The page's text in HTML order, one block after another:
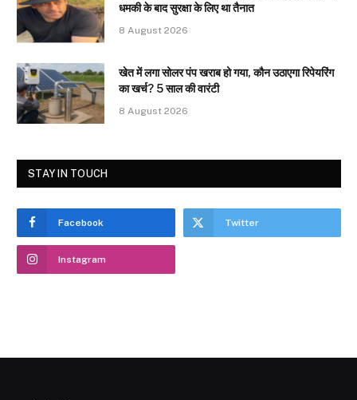
धमकी के बाद सुरक्षा के लिए था तैनात
8 August 2026
खेत में लगा सोलर पंप खराब हो गया, कौन उठाएगा रिपेयरिंग
का खर्च? 5 साल की वारंटी
8 August 2026
STAY IN TOUCH
Facebook Twitter
Instagram